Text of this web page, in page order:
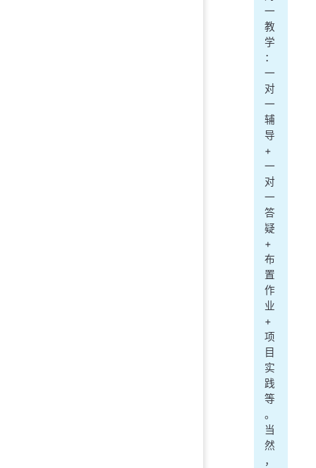
一
教
学
：
一
对
一
辅
导
+
一
对
一
答
疑
+
布
置
作
业
+
项
目
实
践
等
。
当
然
，